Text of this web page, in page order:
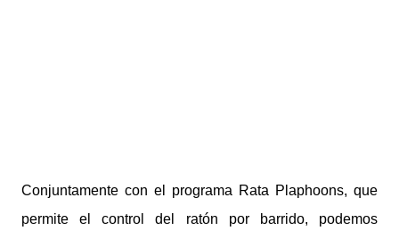
Conjuntamente con el programa Rata Plaphoons, que
permite el control del ratón por barrido, podemos